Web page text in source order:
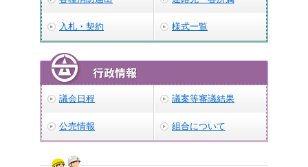
入札・契約 様式一覧
議会日程 議案等審議結果
公売情報 組合について